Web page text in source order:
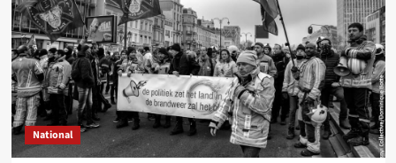
National